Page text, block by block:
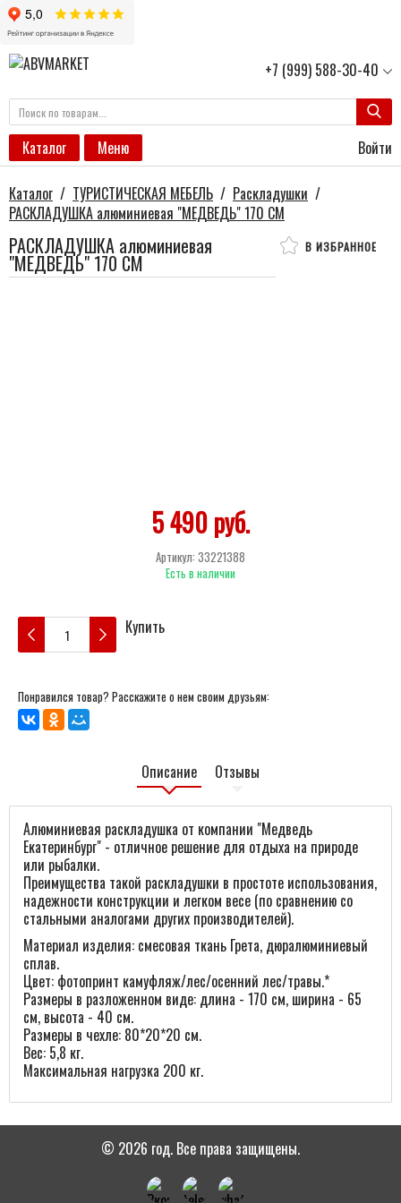
+7 (999) 588-30-40
Каталог Меню Войти
Каталог / ТУРИСТИЧЕСКАЯ МЕБЕЛЬ / Раскладушки /
РАСКЛАДУШКА алюминиевая "МЕДВЕДЬ" 170 СМ
В ИЗБРАННОЕ
РАСКЛАДУШКА алюминиевая
"МЕДВЕДЬ" 170 СМ
5 490 руб.
Артикул: 33221388
Есть в наличии
Купить
Понравился товар? Расскажите о нем своим друзьям:
Описание Отзывы
Алюминиевая раскладушка от компании "Медведь
Екатеринбург" - отличное решение для отдыха на природе
или рыбалки.
Преимущества такой раскладушки в простоте использования,
надежности конструкции и легком весе (по сравнению со
стальными аналогами других производителей).
Материал изделия: смесовая ткань Грета, дюралюминиевый
сплав.
Цвет: фотопринт камуфляж/лес/осенний лес/травы.*
Размеры в разложенном виде: длина - 170 см, ширина - 65
см, высота - 40 см.
Размеры в чехле: 80*20*20 см.
Вес: 5,8 кг.
Максимальная нагрузка 200 кг.
© 2026 год. Все права защищены.